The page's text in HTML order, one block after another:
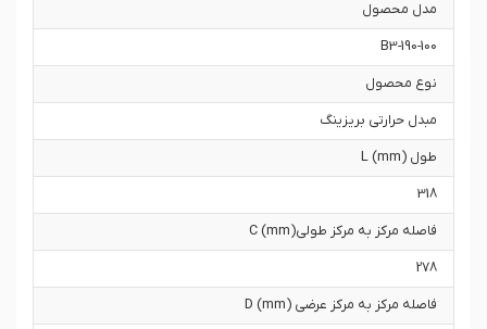
مدل محصول
B3-190-100
نوع محصول
مبدل حرارتی بریزینگ
طول L (mm)
318
فاصله مرکز به مرکز طولیC (mm)
278
فاصله مرکز به مرکز عرضی D (mm)